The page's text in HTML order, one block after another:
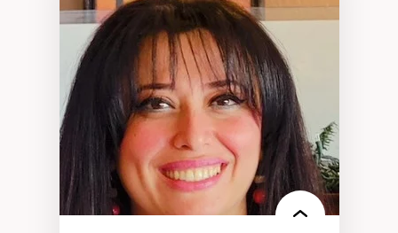
Acceptabilité, acceptation et adoption des
technologies
Technologies d'apprentissage innovantes
Insertion professionnelle du nouveau
personnel enseignant
Construction identitaire en milieu
minoritaire francophone
Technologies éducatives pour la formation
continue